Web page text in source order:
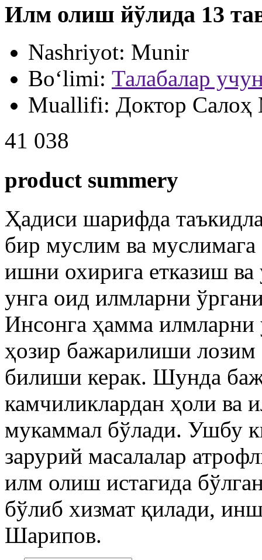
Илм олиш йўлида 13
Nashriyot: Munir
Bo‘limi: Талабалар
Muallifi: Доктор
41 038
product summery
Ҳадиси шарифда
бир муслим ва
ишни охирига етказиш
унга оид илмларни
Инсонга ҳамма
ҳозир бажарилиши
билиши керак. Шунда
камчиликлардан ҳоли ва
мукаммал бўлади. Ушбу
зарурий масалалар
илм олиш истагида
бўлиб хизмат қилади,
Шарипов.